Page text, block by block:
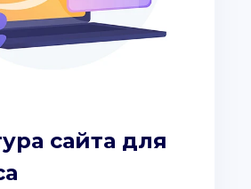
сайта для